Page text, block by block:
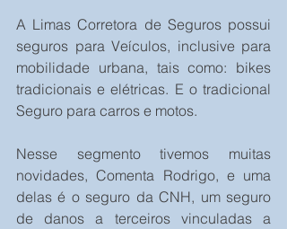
A Limas Corretora de Seguros possui
seguros para Veículos, inclusive para
mobilidade urbana, tais como: bikes
tradicionais e elétricas. E o tradicional
Seguro para carros e motos.
Nesse segmento tivemos muitas
novidades, Comenta Rodrigo, e uma
delas é o seguro da CNH, um seguro
de danos a terceiros vinculadas a